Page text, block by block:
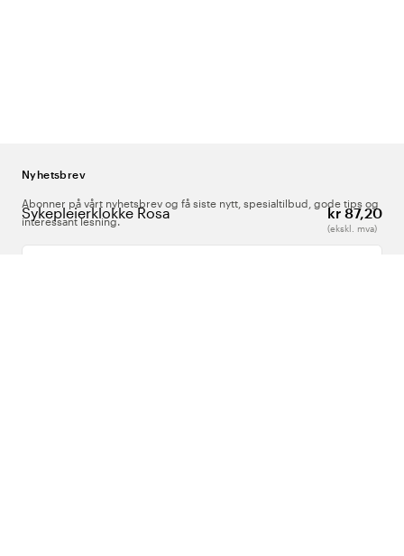
Sykepleierklokke Rosa kr 87,20
(ekskl. mva)
Nyhetsbrev
Abonner på vårt nyhetsbrev og få siste nytt, spesialtilbud, gode tips og
interessant lesning.
Skriv inn din e-postadresse